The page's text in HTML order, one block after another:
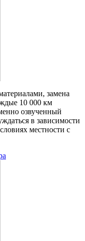
замена
10 000 км
озвученный
в зависимости
местности с